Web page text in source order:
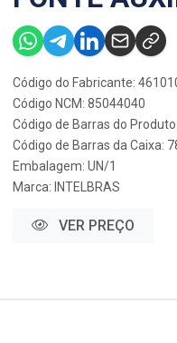
Código do Fabricante:
Código NCM: 85044040
Código de Barras do
Código de Barras da Caixa:
Embalagem: UN/1
Marca: INTELBRAS
VER PREÇO